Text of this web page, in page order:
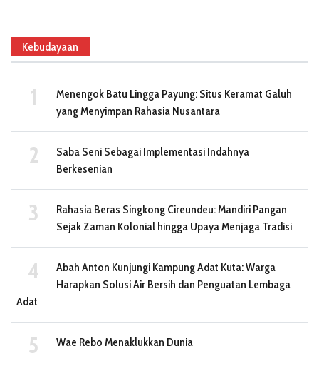
Kebudayaan
Menengok Batu Lingga Payung: Situs Keramat Galuh
yang Menyimpan Rahasia Nusantara
Saba Seni Sebagai Implementasi Indahnya
Berkesenian
Rahasia Beras Singkong Cireundeu: Mandiri Pangan
Sejak Zaman Kolonial hingga Upaya Menjaga Tradisi
Abah Anton Kunjungi Kampung Adat Kuta: Warga
Harapkan Solusi Air Bersih dan Penguatan Lembaga
Adat
Wae Rebo Menaklukkan Dunia